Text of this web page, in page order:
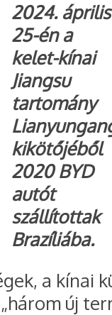
2024. április
25-én a
kelet-kínai
Jiangsu
tartomány
kikötőjéből
2020 BYD
autót
szállítottak
Brazíliába.
a kínai
új